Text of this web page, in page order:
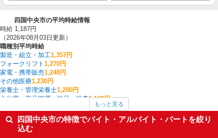
四国中央市の平均時給情報
時給 1,187円
（2026年08月03日更新）
職種別平均時給
製造・組立・加工1,357円
フォークリフト 1,270円
家電・携帯販売1,248円
その他医療1,230円
栄養士・管理栄養士1,200円
入出庫・商品管理・検品・検査1,189円
梱包・仕分け・ピッキング1,171円
経理・人事・労務・総務・法務
1,150円
客室清掃・ベッドメイキング
もっと見る
四国中央市の特徴でバイト・アルバイト・パートを絞り
込む